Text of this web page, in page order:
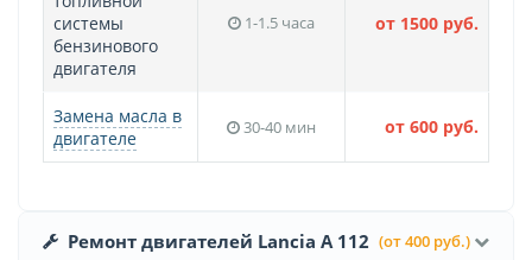
системы
бензинового
двигателя
1-1.5 часа от 1500 руб.
Замена масла в
двигателе
30-40 мин от 600 руб.
Ремонт двигателей Lancia A 112 (от 400 руб.)